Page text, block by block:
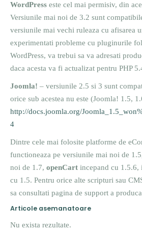
WordPress este cel mai permisiv, din
Versiunile mai noi de 3.2 sunt
versiunile mai vechi ruleaza cu afisarea
experimentati probleme cu pluginurile
WordPress, va trebui sa va adresati
daca acesta va fi actualizat pentru PHP
Joomla! – versiunile 2.5 si 3 sunt
orice sub acestea nu este (Joomla! 1.5,
http://docs.joomla.org/
4
Dintre cele mai folosite platforme de
functioneaza pe versiunile mai noi de
noi de 1.7, openCart incepand cu 1.5.6,
cu 1.5. Pentru orice alte scripturi sau
sa consultati pagina de support a
Articole asemanatoare
Nu exista rezultate.